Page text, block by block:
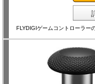
FLYDIGIゲームコントローラー